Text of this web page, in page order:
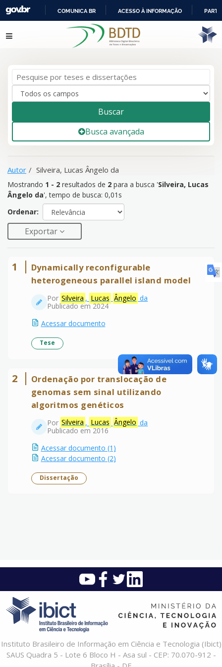
IR
PARA
COMUNICA BR ACESSO À INFORMAÇÃO
resultados de 2para a busca '
Silveira, Lucas
Ângelo da
Pular para o conteúdo
Buscar
Busca avançada
Autor Silveira, Lucas Ângelo da
Mostrando 1 - 2 resultados de 2 para a busca 'Silveira, Lucas
Ângelo da', tempo de busca: 0,01s
Ordenar:
Exportar
1
Dynamically reconfigurable
heterogeneous parallel island model
Por Silveira , Lucas Ângelo da
Publicado em 2024
Acessar documento
Tese
2
Ordenação por translocação de
genomas sem sinal utilizando
algoritmos genéticos
Por Silveira , Lucas Ângelo da
Publicado em 2016
Acessar documento (1)
Acessar documento (2)
Dissertação
Instituto Brasileiro de Informação em Ciência e Tecnologia (Ibict)
SAUS Quadra 5 - Lote 6 Bloco H - Asa sul - CEP: 70.070-912 -